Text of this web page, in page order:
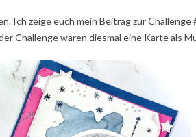
Ich zeige euch mein Beitrag zur
Challenge waren diesmal eine Karte als